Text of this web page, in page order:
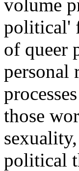
volume
political'
of queer
personal
those
political